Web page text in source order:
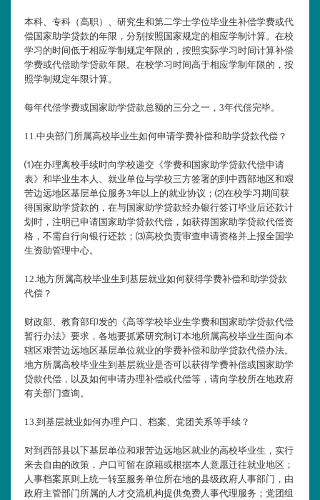
本科、专科（高职）、研究生和第二学士学位毕业生补偿学费或代
偿国家助学贷款的年限，分别按照国家规定的相应学制计算。在校
学习的时间低于相应学制规定年限的，按照实际学习时间计算补偿
学费或代偿助学贷款年限。在校学习时间高于相应学制年限的，按
照学制规定年限计算。
每年代偿学费或国家助学贷款总额的三分之一，3年代偿完毕。
11.中央部门所属高校毕业生如何申请学费补偿和助学贷款代偿？
⑴在办理离校手续时向学校递交《学费和国家助学贷款代偿申请
表》和毕业生本人、就业单位与学校三方签署的到中西部地区和艰
苦边远地区基层单位服务3年以上的就业协议；⑵在校学习期间获
得国家助学贷款的，在与国家助学贷款经办银行签订毕业后还款计
划时，注明已申请国家助学贷款代偿，如获得国家助学贷款代偿资
格，不需自行向银行还款；⑶高校负责审查申请资格并上报全国学
生资助管理中心。
12.地方所属高校毕业生到基层就业如何获得学费补偿和助学贷款
代偿？
财政部、教育部印发的《高等学校毕业生学费和国家助学贷款代偿
暂行办法》要求，各地要抓紧研究制订本地所属高校毕业生面向本
辖区艰苦边远地区基层单位就业的学费补偿和助学贷款代偿办法。
地方所属高校毕业生到基层就业是否可以获得学费补偿或国家助学
贷款代偿，以及如何申请办理补偿或代偿等，请向学校所在地政府
有关部门查询。
13.到基层就业如何办理户口、档案、党团关系等手续？
对到西部县以下基层单位和艰苦边远地区就业的高校毕业生，实行
来去自由的政策，户口可留在原籍或根据本人意愿迁往就业地区；
人事档案原则上统一转至服务单位所在地的县级政府人事部门，由
政府主管部门所属的人才交流机构提供免费人事代理服务；党团组